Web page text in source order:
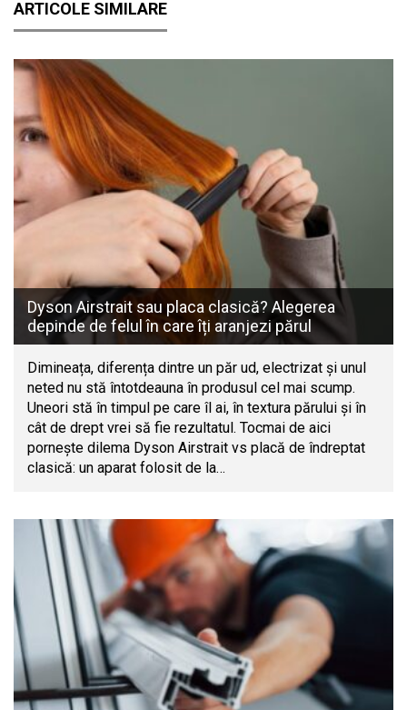
ARTICOLE SIMILARE
Dyson Airstrait sau placa clasică? Alegerea
depinde de felul în care îți aranjezi părul
Dimineața, diferența dintre un păr ud, electrizat și unul
neted nu stă întotdeauna în produsul cel mai scump.
Uneori stă în timpul pe care îl ai, în textura părului și în
cât de drept vrei să fie rezultatul. Tocmai de aici
pornește dilema Dyson Airstrait vs placă de îndreptat
clasică: un aparat folosit de la…